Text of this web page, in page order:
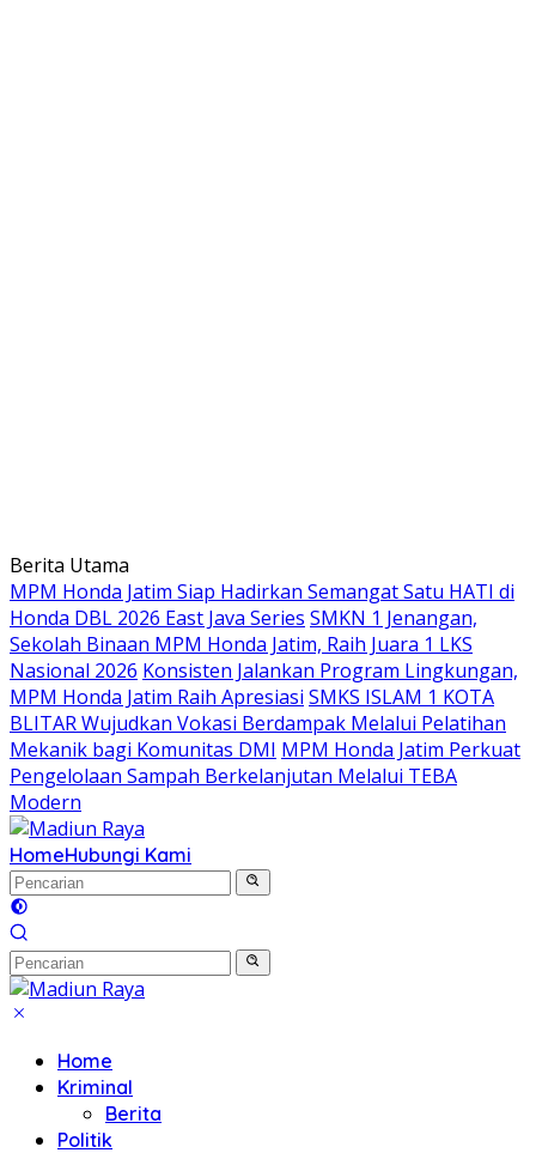
Langsung
ke
konten
Berita Utama
MPM Honda Jatim Siap Hadirkan Semangat Satu HATI di
Honda DBL 2026 East Java Series SMKN 1 Jenangan,
Sekolah Binaan MPM Honda Jatim, Raih Juara 1 LKS
Nasional 2026 Konsisten Jalankan Program Lingkungan,
MPM Honda Jatim Raih Apresiasi SMKS ISLAM 1 KOTA
BLITAR Wujudkan Vokasi Berdampak Melalui Pelatihan
Mekanik bagi Komunitas DMI MPM Honda Jatim Perkuat
Pengelolaan Sampah Berkelanjutan Melalui TEBA
Modern
HomeHubungi Kami
Home
Kriminal
Berita
Politik